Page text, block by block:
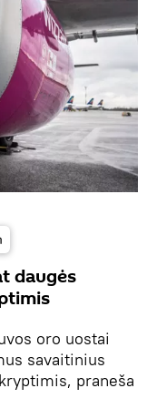
daugės
oro uostai
savaitinius
praneša